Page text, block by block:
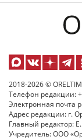
2018-2026 ©
Телефон редакции:
Электронная почта
Адрес редакции: г.
Главный редактор:
Учредитель: ООО